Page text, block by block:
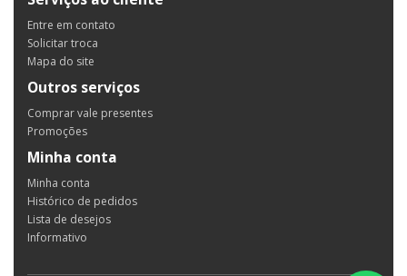
Entre em contato
Solicitar troca
Mapa do site
Outros serviços
Comprar vale presentes
Promoções
Minha conta
Minha conta
Histórico de pedidos
Lista de desejos
Informativo